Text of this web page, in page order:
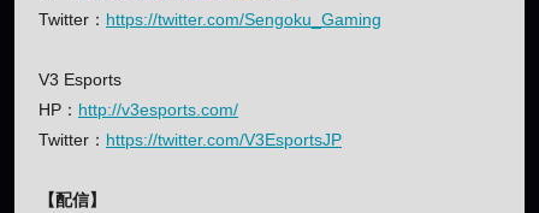
Twitter： https://twitter.com/Sengoku_Gaming
V3 Esports
HP： http://v3esports.com/
Twitter： https://twitter.com/V3EsportsJP
【配信】